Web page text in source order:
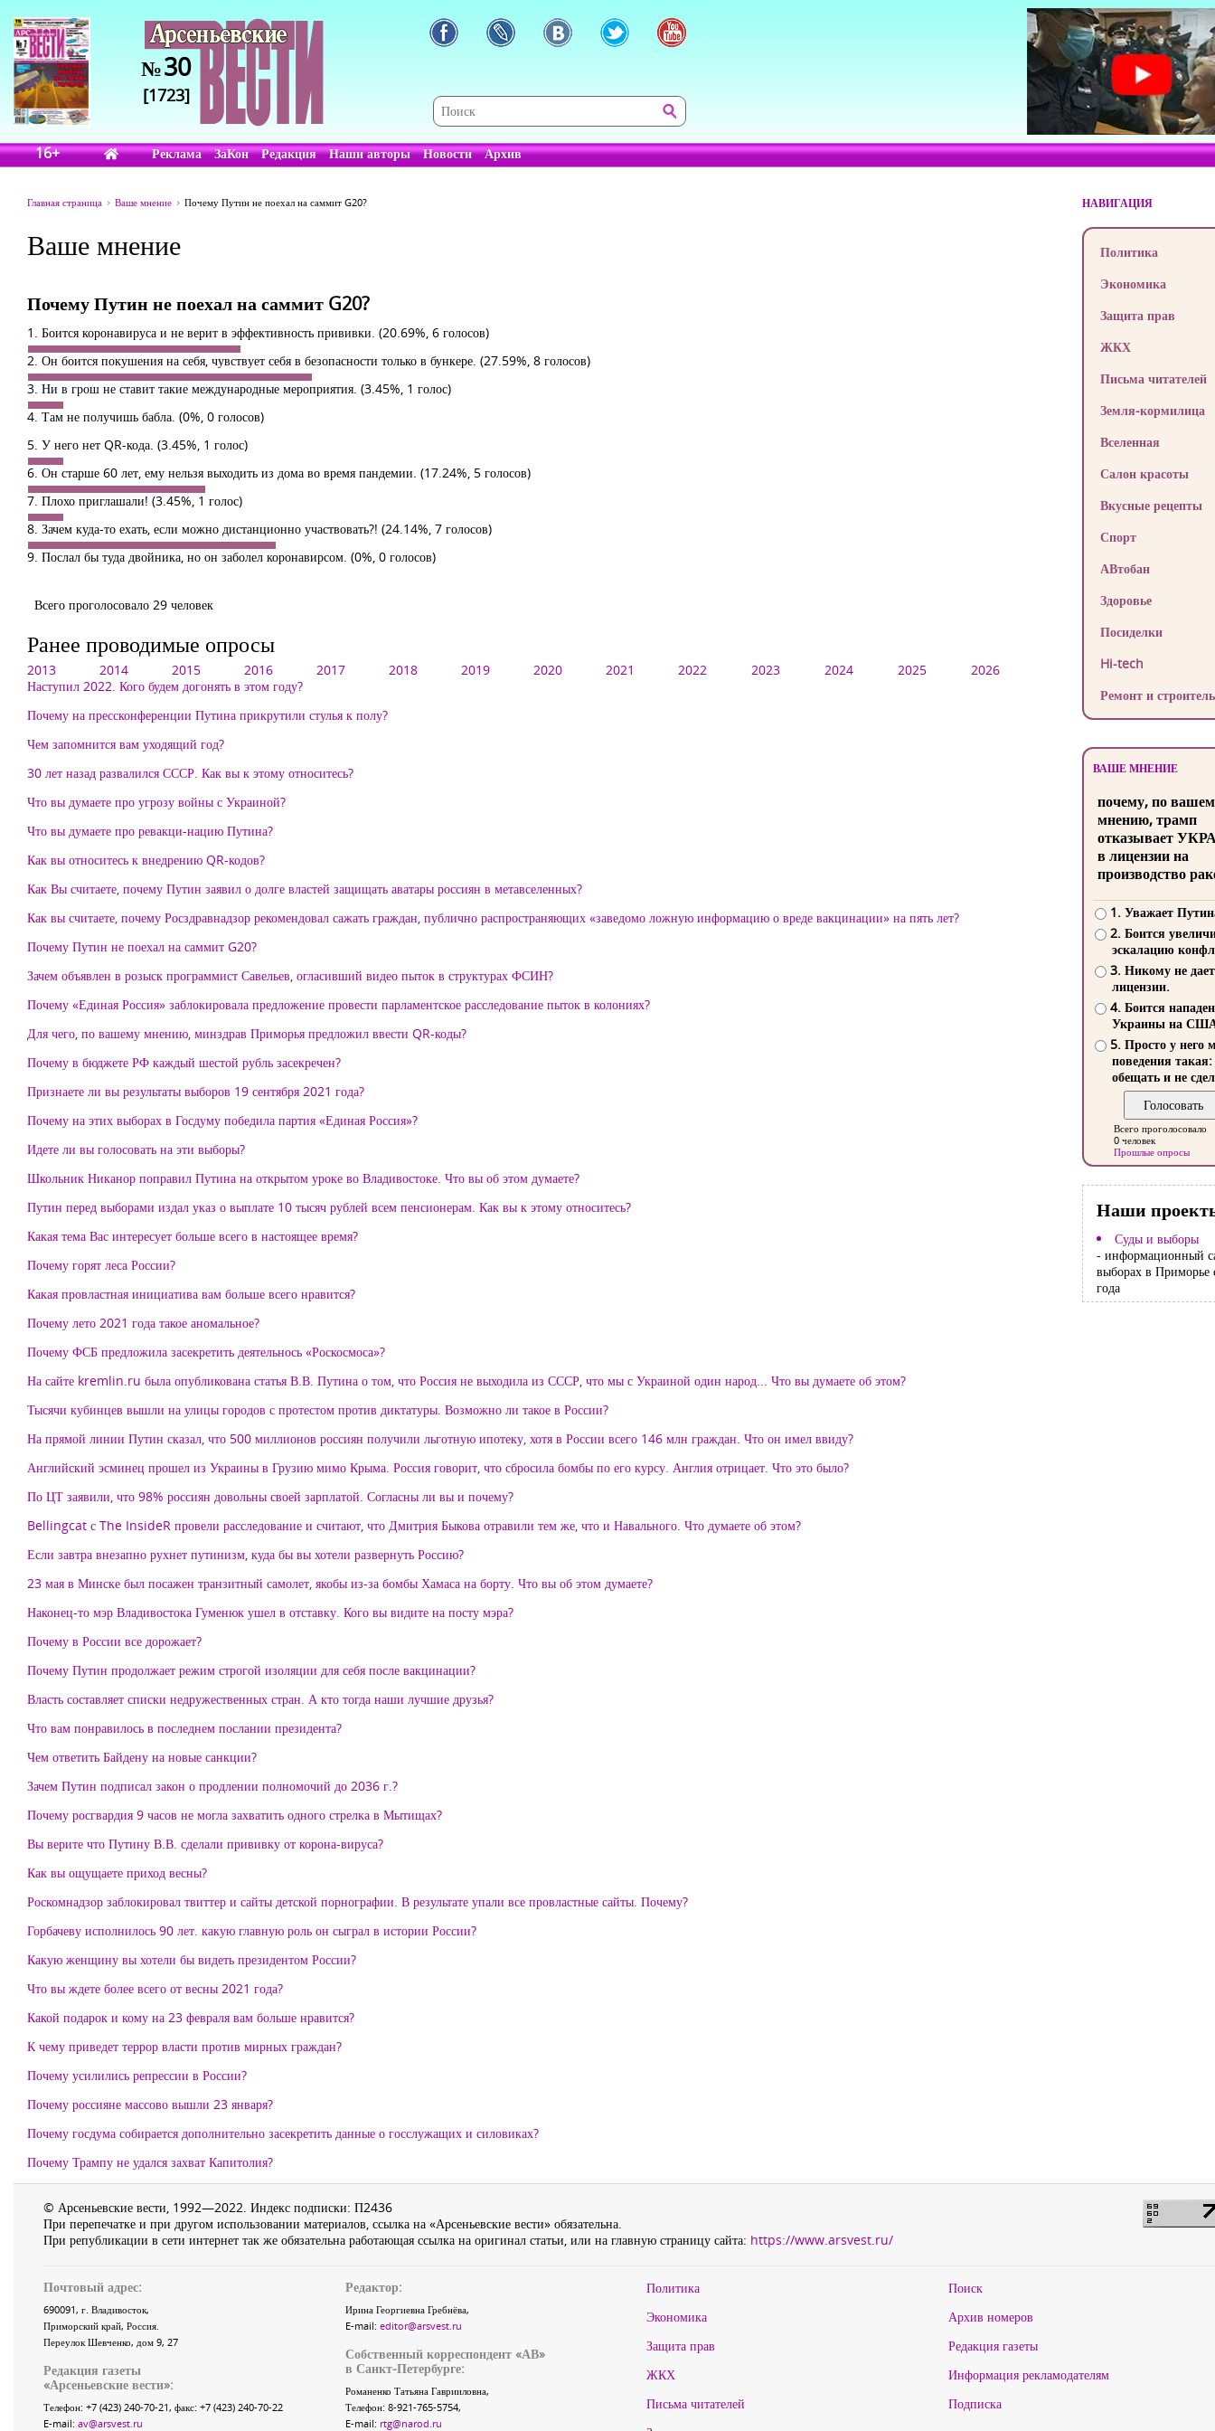
№30
[1723]
16+ Реклама ЗаКон Редакция Наши авторы Новости Архив
Главная страница Ваше мнение Почему Путин не поехал на саммит G20?
Ваше мнение
Почему Путин не поехал на саммит G20?
1. Боится коронавируса и не верит в эффективность прививки. (20.69%, 6 голосов)
2. Он боится покушения на себя, чувствует себя в безопасности только в бункере. (27.59%, 8 голосов)
3. Ни в грош не ставит такие международные мероприятия. (3.45%, 1 голос)
4. Там не получишь бабла. (0%, 0 голосов)
5. У него нет QR-кода. (3.45%, 1 голос)
6. Он старше 60 лет, ему нельзя выходить из дома во время пандемии. (17.24%, 5 голосов)
7. Плохо приглашали! (3.45%, 1 голос)
8. Зачем куда-то ехать, если можно дистанционно участвовать?! (24.14%, 7 голосов)
9. Послал бы туда двойника, но он заболел коронавирсом. (0%, 0 голосов)
Всего проголосовало 29 человек
Ранее проводимые опросы
2013 2014 2015 2016 2017 2018 2019 2020 2021 2022 2023 2024 2025
2026
Наступил 2022. Кого будем догонять в этом году?
Почему на прессконференции Путина прикрутили стулья к полу?
Чем запомнится вам уходящий год?
30 лет назад развалился СССР. Как вы к этому относитесь?
Что вы думаете про угрозу войны с Украиной?
Что вы думаете про ревакци-нацию Путина?
Как вы относитесь к внедрению QR-кодов?
Как Вы считаете, почему Путин заявил о долге властей защищать аватары россиян в метавселенных?
Как вы считаете, почему Росздравнадзор рекомендовал сажать граждан, публично распространяющих «заведомо ложную информацию о вреде вакцинации» на пять лет?
Почему Путин не поехал на саммит G20?
Зачем объявлен в розыск программист Савельев, огласивший видео пыток в структурах ФСИН?
Почему «Единая Россия» заблокировала предложение провести парламентское расследование пыток в колониях?
Для чего, по вашему мнению, минздрав Приморья предложил ввести QR-коды?
Почему в бюджете РФ каждый шестой рубль засекречен?
Признаете ли вы результаты выборов 19 сентября 2021 года?
Почему на этих выборах в Госдуму победила партия «Единая Россия»?
Идете ли вы голосовать на эти выборы?
Школьник Никанор поправил Путина на открытом уроке во Владивостоке. Что вы об этом думаете?
Путин перед выборами издал указ о выплате 10 тысяч рублей всем пенсионерам. Как вы к этому относитесь?
Какая тема Вас интересует больше всего в настоящее время?
Почему горят леса России?
Какая провластная инициатива вам больше всего нравится?
Почему лето 2021 года такое аномальное?
Почему ФСБ предложила засекретить деятельнось «Роскосмоса»?
На сайте kremlin.ru была опубликована статья В.В. Путина о том, что Россия не выходила из СССР, что мы с Украиной один народ... Что вы думаете об этом?
Тысячи кубинцев вышли на улицы городов с протестом против диктатуры. Возможно ли такое в России?
На прямой линии Путин сказал, что 500 миллионов россиян получили льготную ипотеку, хотя в России всего 146 млн граждан. Что он имел ввиду?
Английский эсминец прошел из Украины в Грузию мимо Крыма. Россия говорит, что сбросила бомбы по его курсу. Англия отрицает. Что это было?
По ЦТ заявили, что 98% россиян довольны своей зарплатой. Согласны ли вы и почему?
Bellingcat с The InsideR провели расследование и считают, что Дмитрия Быкова отравили тем же, что и Навального. Что думаете об этом?
Если завтра внезапно рухнет путинизм, куда бы вы хотели развернуть Россию?
23 мая в Минске был посажен транзитный самолет, якобы из-за бомбы Хамаса на борту. Что вы об этом думаете?
Наконец-то мэр Владивостока Гуменюк ушел в отставку. Кого вы видите на посту мэра?
Почему в России все дорожает?
Почему Путин продолжает режим строгой изоляции для себя после вакцинации?
Власть составляет списки недружественных стран. А кто тогда наши лучшие друзья?
Что вам понравилось в последнем послании президента?
Чем ответить Байдену на новые санкции?
Зачем Путин подписал закон о продлении полномочий до 2036 г.?
Почему росгвардия 9 часов не могла захватить одного стрелка в Мытищах?
Вы верите что Путину В.В. сделали прививку от корона-вируса?
Как вы ощущаете приход весны?
Роскомнадзор заблокировал твиттер и сайты детской порнографии. В результате упали все провластные сайты. Почему?
Горбачеву исполнилось 90 лет. какую главную роль он сыграл в истории России?
Какую женщину вы хотели бы видеть президентом России?
Что вы ждете более всего от весны 2021 года?
Какой подарок и кому на 23 февраля вам больше нравится?
К чему приведет террор власти против мирных граждан?
Почему усилились репрессии в России?
Почему россияне массово вышли 23 января?
Почему госдума собирается дополнительно засекретить данные о госслужащих и силовиках?
Почему Трампу не удался захват Капитолия?
НАВИГАЦИЯ
Политика
Экономика
Защита прав
ЖКХ
Письма читателей
Земля-кормилица
Вселенная
Салон красоты
Вкусные рецепты
Спорт
АВтобан
Здоровье
Посиделки
Hi-tech
Ремонт и
ВАШЕ МНЕНИЕ
почему, по
мнению, трамп
отказывает
в лицензии на
производство
1. Уважает
2. Боится
эскалацию
3. Никому не
лицензии.
4. Боится
Украины на
5. Просто у него
поведения такая:
обещать и не
Всего проголосовало
0 человек
Прошлые опросы
Наши
Суды и выборы
- информационный
выборах в Приморье
года
© Арсеньевские вести, 1992—2022. Индекс подписки: П2436
При перепечатке и при другом использовании материалов, ссылка на «Арсеньевские вести» обязательна.
При републикации в сети интернет так же обязательна работающая ссылка на оригинал статьи, или на главную страницу сайта: https://www.arsvest.ru/
Почтовый адрес:
690091, г. Владивосток,
Приморский край, Россия.
Переулок Шевченко, дом 9, 27
Редакция газеты
«Арсеньевские вести»:
Телефон: +7 (423) 240-70-21, факс: +7 (423) 240-70-22
E-mail: av@arsvest.ru
Редактор:
Ирина Георгиевна Гребнёва,
E-mail: editor@arsvest.ru
Собственный корреспондент «АВ»
в Санкт-Петербурге:
Романенко Татьяна Гаврииловна,
Телефон: 8-921-765-5754,
E-mail: rtg@narod.ru
Политика
Экономика
Защита прав
ЖКХ
Письма читателей
Поиск
Архив номеров
Редакция газеты
Информация рекламодателям
Подписка